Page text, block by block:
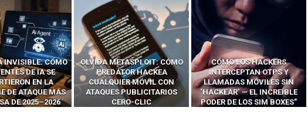
CÓMO
HACKEA
MÓVIL CON
PUBLICITARIOS
CLIC
CÓMO LOS HACKERS
INTERCEPTAN OTPS Y
LLAMADAS MÓVILES SIN
‘HACKEAR’ — EL INCREÍBLE
PODER DE LOS SIM BOXES”
13 TÉCNICAS
RIDÍCULAMENTE FÁCILES
PARA HACKEAR Y EXPLOTAR
NAVEGADORES DE IA
AGÉNTICA